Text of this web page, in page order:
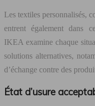
Les textiles personnalisés,
entrent également dans
IKEA examine chaque
solutions alternatives,
d’échange contre des
État d’usure